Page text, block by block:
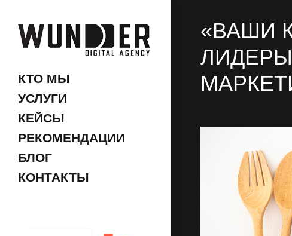
КТО МЫ
УСЛУГИ
КЕЙСЫ
РЕКОМЕНДАЦИИ
БЛОГ
КОНТАКТЫ
«ВАШИ